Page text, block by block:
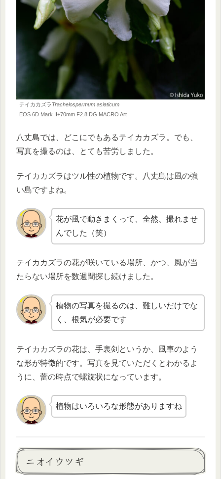
テイカカズラ Trachelospermum asiaticum
EOS 6D Mark II+70mm F2.8 DG MACRO Art
八丈島では、どこにでもあるテイカカズラ。でも、
写真を撮るのは、とても苦労しました。
テイカカズラはツル性の植物です。八丈島は風の強
い島ですよね。
花が風で動きまくって、全然、撮れませ
んでした（笑）
テイカカズラの花が咲いている場所、かつ、風が当
たらない場所を数週間探し続けました。
植物の写真を撮るのは、難しいだけでな
く、根気が必要です
テイカカズラの花は、手裏剣というか、風車のよう
な形が特徴的です。写真を見ていただくとわかるよ
うに、蕾の時点で螺旋状になっています。
植物はいろいろな形態がありますね
ニオイウツギ